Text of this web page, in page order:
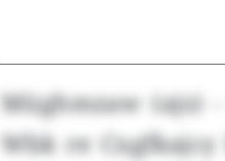
Müghmzaw (ajs)
Wbk re